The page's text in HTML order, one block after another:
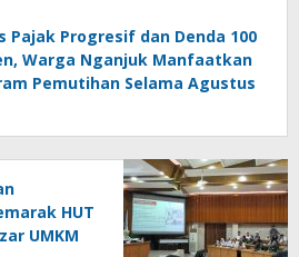
Pajak Progresif dan Denda 100
Warga Nganjuk Manfaatkan
Pemutihan Selama Agustus
HUT
UMKM